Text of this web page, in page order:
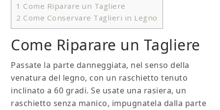
1 Come Riparare un Tagliere
2 Come Conservare Taglieri in Legno
Come Riparare un Tagliere
Passate la parte danneggiata, nel senso della
venatura del legno, con un raschietto tenuto
inclinato a 60 gradi. Se usate una rasiera, un
raschietto senza manico, impugnatela dalla parte